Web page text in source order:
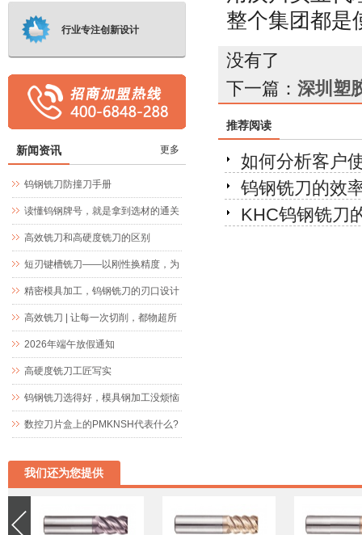
整个集团都是
没有了
下一篇： 深圳塑
推荐阅读
如何分析客户
钨钢铣刀的效
KHC钨钢铣刀
行业专注创新设计
新闻资讯 更多
钨钢铣刀防撞刀手册
读懂钨钢牌号，就是拿到选材的通关
文牒
高效铣刀和高硬度铣刀的区别
短刃键槽铣刀——以刚性换精度，为
精密键槽加工而生
精密模具加工，钨钢铣刀的刃口设计
究竟藏着什么玄机
高效铣刀 | 让每一次切削，都物超所
值
2026年端午放假通知
高硬度铣刀工匠写实
钨钢铣刀选得好，模具钢加工没烦恼
数控刀片盒上的PMKNSH代表什么?
我们还为您提供